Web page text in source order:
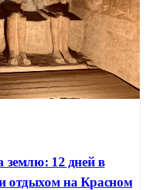
землю: 12 дней в
отдыхом на Красном